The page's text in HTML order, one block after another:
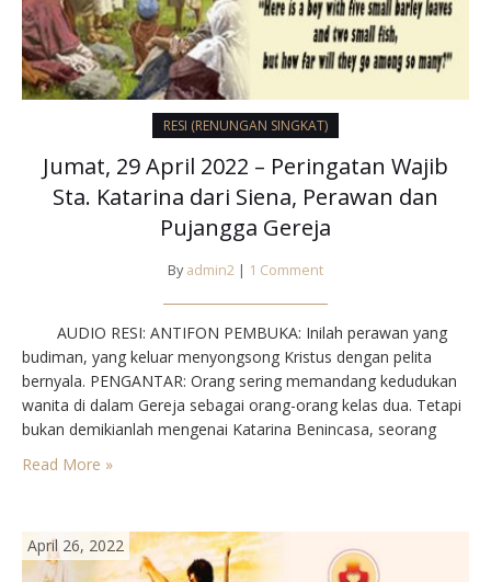
RESI (RENUNGAN SINGKAT)
Jumat, 29 April 2022 – Peringatan Wajib
Sta. Katarina dari Siena, Perawan dan
Pujangga Gereja
By admin2 | 1 Comment
AUDIO RESI: ANTIFON PEMBUKA: Inilah perawan yang
budiman, yang keluar menyongsong Kristus dengan pelita
bernyala. PENGANTAR: Orang sering memandang kedudukan
wanita di dalam Gereja sebagai orang-orang kelas dua. Tetapi
bukan demikianlah mengenai Katarina Benincasa, seorang
gadis Italia dari Siena. Setelah meninggal ia mendapat gelar
Read More »
April 26, 2022